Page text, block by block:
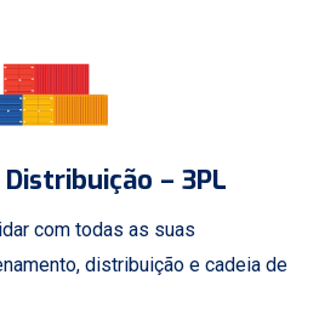
– 3PL
com todas as suas
distribuição e cadeia de